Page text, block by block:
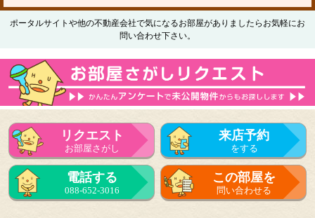
ポータルサイトや他の不動産会社で気になるお部屋がありましたらお気軽にお
問い合わせ下さい。
リクエスト
お部屋さがし
来店予約
をする
電話する
088-652-3016
この部屋を
問い合わせる